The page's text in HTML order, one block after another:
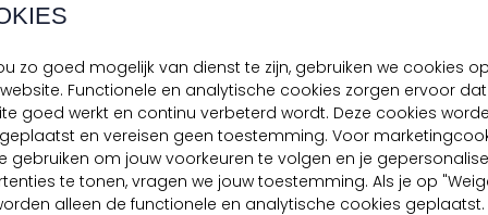
zo goed mogelijk van dienst te zijn, gebruiken we cookies op
Functionele en analytische cookies zorgen ervoor
goed werkt en continu verbeterd wordt. Deze cookies
en vereisen geen toestemming. Voor
gebruiken om jouw voorkeuren te volgen en je
te tonen, vragen we jouw toestemming. Als je op
alleen de functionele en analytische cookies geplaatst.
& RETOURNEREN
& PASVORM
OMSCHRIJVING